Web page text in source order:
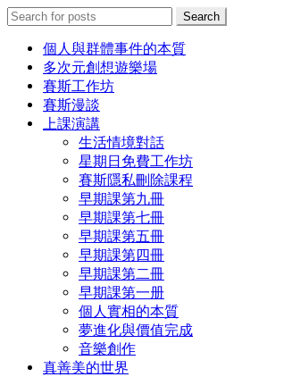
Search
for:
Search
個人與群體事件的本質
多次元創想遊樂場
賽斯工作坊
賽斯漫談
上課演講
生活情境對話
星期日免費工作坊
賽斯隱私刪除課程
早期課第九冊
早期課第七冊
早期課第五冊
早期課第四冊
早期課第二冊
早期課第一册
個人實相的本質
夢進化與價值完成
音樂創作
真善美的世界